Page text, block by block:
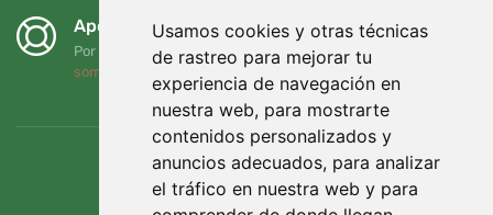
Usamos cookies y otras técnicas
de rastreo para mejorar tu
experiencia de navegación en
nuestra web, para mostrarte
contenidos personalizados y
anuncios adecuados, para analizar
el tráfico en nuestra web y para
Apoyamos a Trees.org
Por cada pedido plantamos un árbol. Leer más
somos